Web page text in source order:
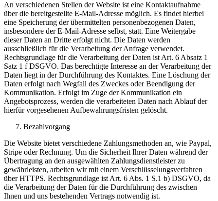
An verschiedenen Stellen der Website ist eine Kontaktaufnahme
über die bereitgestellte E-Mail-Adresse möglich. Es findet hierbei
eine Speicherung der übermittelten personenbezogenen Daten,
insbesondere der E-Mail-Adresse selbst, statt. Eine Weitergabe
dieser Daten an Dritte erfolgt nicht. Die Daten werden
ausschließlich für die Verarbeitung der Anfrage verwendet.
Rechtsgrundlage für die Verarbeitung der Daten ist Art. 6 Absatz 1
Satz 1 f DSGVO. Das berechtigte Interesse an der Verarbeitung der
Daten liegt in der Durchführung des Kontaktes. Eine Löschung der
Daten erfolgt nach Wegfall des Zweckes oder Beendigung der
Kommunikation. Erfolgt im Zuge der Kommunikation ein
Angebotsprozess, werden die verarbeiteten Daten nach Ablauf der
hierfür vorgesehenen Aufbewahrungsfristen gelöscht.
Bezahlvorgang
Die Website bietet verschiedene Zahlungsmethoden an, wie Paypal,
Stripe oder Rechnung. Um die Sicherheit Ihrer Daten während der
Übertragung an den ausgewählten Zahlungsdienstleister zu
gewährleisten, arbeiten wir mit einem Verschlüsselungsverfahren
über HTTPS. Rechtsgrundlage ist Art. 6 Abs. 1 S.1 b) DSGVO, da
die Verarbeitung der Daten für die Durchführung des zwischen
Ihnen und uns bestehenden Vertrags notwendig ist.